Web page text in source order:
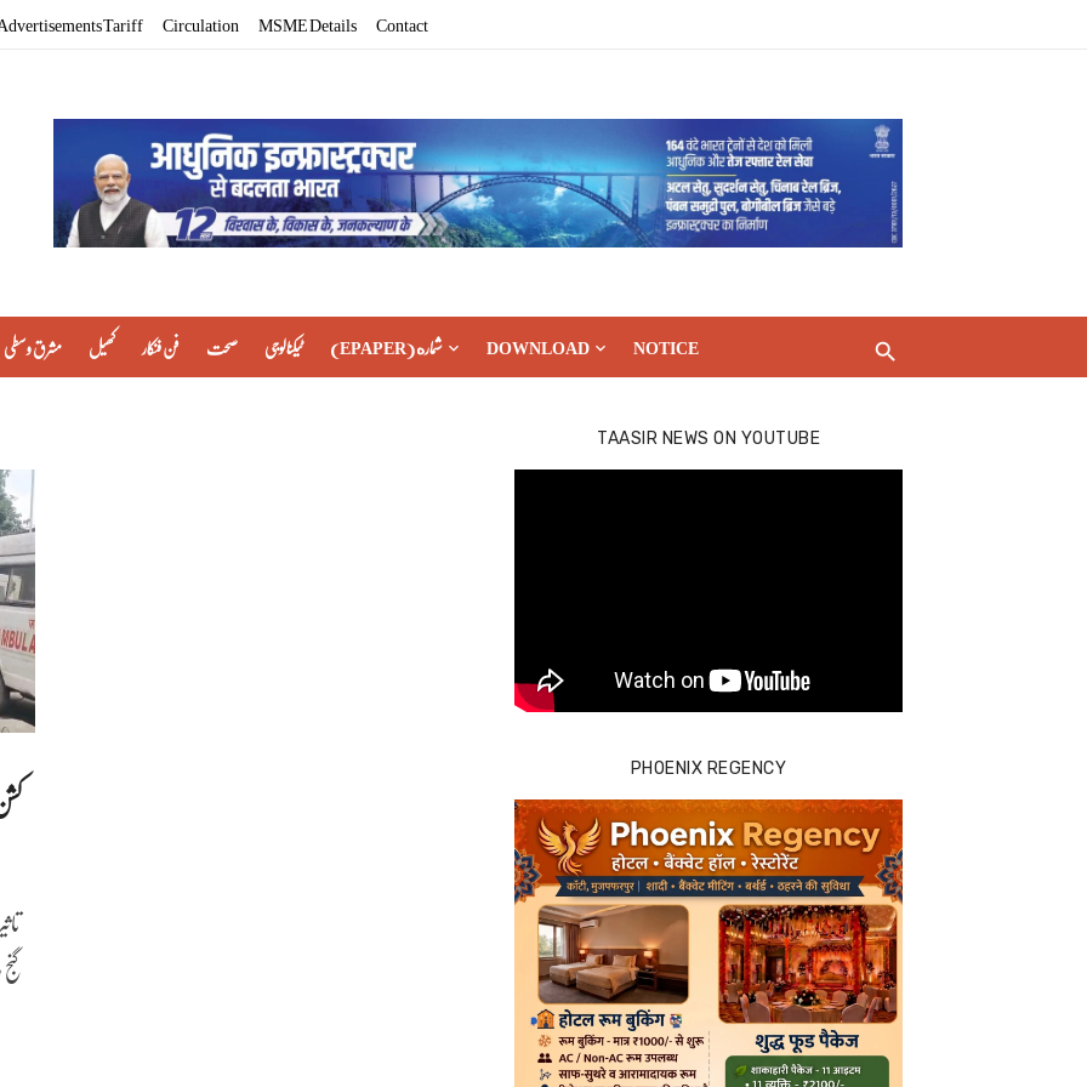
Tariff Circulation MSME Details Contact
مشرق وسطی کھیل فن فنکار صحت ٹیکنالوجی (EPAPER) شماره DOWNLOAD NOTICE
TAASIR NEWS ON YOUTUBE
PHOENIX REGENCY